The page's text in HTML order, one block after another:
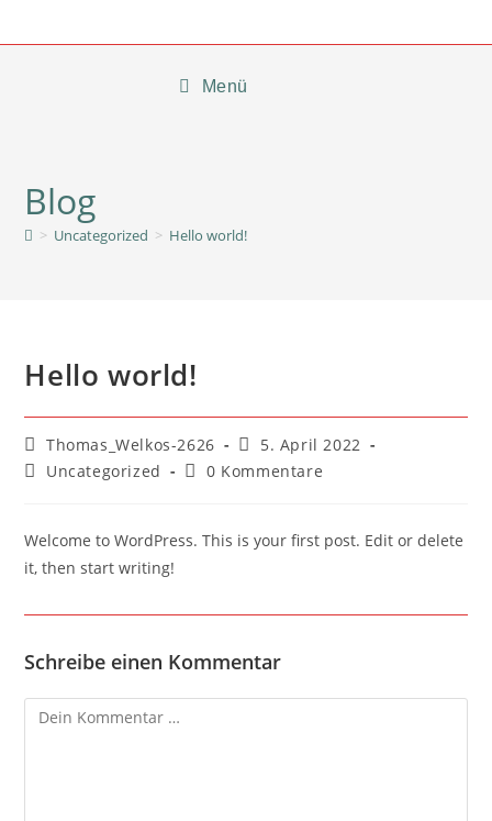
Menü
Blog
> Uncategorized > Hello world!
Hello world!
Thomas_Welkos-2626
5. April 2022
Uncategorized
0 Kommentare
Welcome to WordPress. This is your first post. Edit or delete
it, then start writing!
Schreibe einen Kommentar